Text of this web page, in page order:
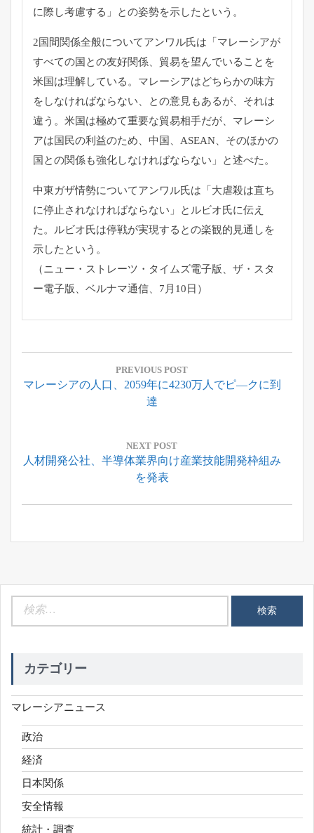
に際し考慮する」
との姿勢を示したという。
2国間関係全般についてアンワル氏は「 マレーシアが
すべての国との友好関係、 貿易を望んでいることを
米国は理解している。 マレーシアはどちらかの味方
をしなければならない、
との意見もあるが、それは
違う。 米国は極めて重要な貿易相手だが、 マレーシ
アは国民の利益のため、中国、ASEAN、 そのほかの
国との関係も強化しなければならない」と述べた。
中東ガザ情勢についてアンワル氏は「 大虐殺は直ち
に停止されなければならない」とルビオ氏に伝え
た。
ルビオ氏は停戦が実現するとの楽観的見通しを
示したという。
（ニュー・ストレーツ・タイムズ電子版、ザ・スタ
ー電子版、 ベルナマ通信、7月10日）
投
ナ
シ
ン
PREVIOUS POST
Previous
マレーシアの人口、2059年に4230万人でピ―クに到
達
NEXT POST
Next
人材開発公社、半導体業界向け産業技能開発枠組み
を発表
カテゴリー
マレーシアニュース
政治
経済
日本関係
安全情報
統計・調査